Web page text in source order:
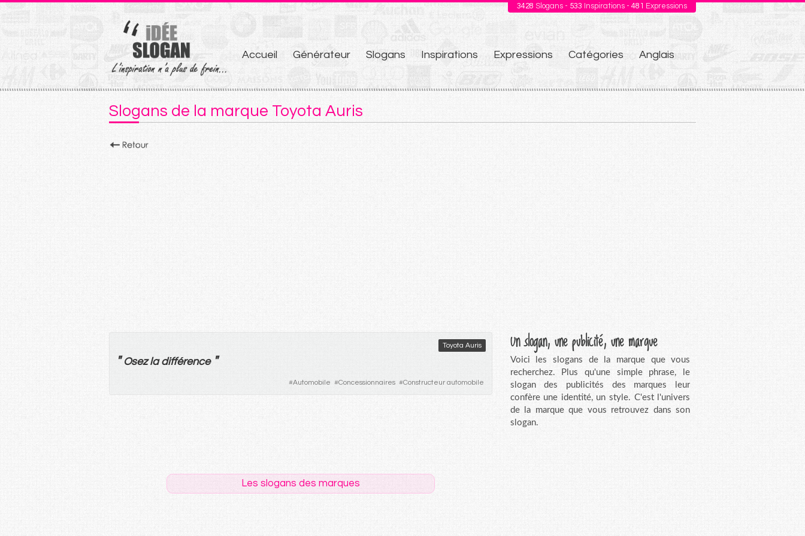
3428 Slogans - 533 Inspirations - 481 Expressions
Aller
au
contenu
Accueil Générateur Slogans Inspirations Expressions Catégories Anglais
Slogans de la marque Toyota Auris
Toyota Auris
" Osez la différence "
#Automobile #Concessionnaires #Constructeur automobile
Les slogans des marques
Un slogan, une publicité, une marque
Voici les slogans de la marque que vous
recherchez. Plus qu'une simple phrase, le
slogan des publicités des marques leur
confère une identité, un style. C'est l'univers
de la marque que vous retrouvez dans son
slogan.